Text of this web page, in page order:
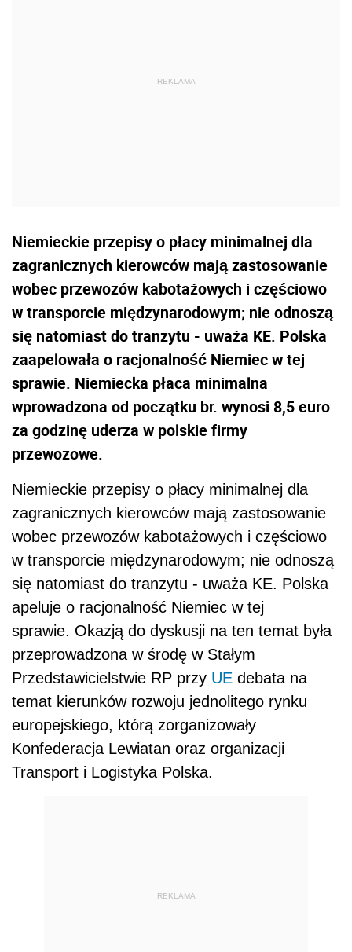
Niemieckie przepisy o płacy minimalnej dla
zagranicznych kierowców mają zastosowanie
wobec przewozów kabotażowych i częściowo
w transporcie międzynarodowym; nie odnoszą
się natomiast do tranzytu - uważa KE. Polska
zaapelowała o racjonalność Niemiec w tej
sprawie. Niemiecka płaca minimalna
wprowadzona od początku br. wynosi 8,5 euro
za godzinę uderza w polskie firmy
przewozowe.
Niemieckie przepisy o płacy minimalnej dla
zagranicznych kierowców mają zastosowanie
wobec przewozów kabotażowych i częściowo
w transporcie międzynarodowym; nie odnoszą
się natomiast do tranzytu - uważa KE. Polska
apeluje o racjonalność Niemiec w tej
sprawie. Okazją do dyskusji na ten temat była
przeprowadzona w środę w Stałym
Przedstawicielstwie RP przy UE debata na
temat kierunków rozwoju jednolitego rynku
europejskiego, którą zorganizowały
Konfederacja Lewiatan oraz organizacji
Transport i Logistyka Polska.
REKLAMA